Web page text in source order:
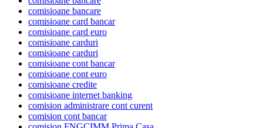
comisioane bancare
comisioane card bancar
comisioane card euro
comisioane carduri
comisioane carduri
comisioane cont bancar
comisioane cont euro
comisioane credite
comisioane internet banking
comision administrare cont curent
comision cont bancar